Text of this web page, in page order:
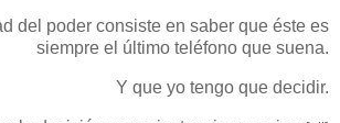
del poder consiste en saber que éste es
siempre el último teléfono que suena.
Y que yo tengo que decidir.